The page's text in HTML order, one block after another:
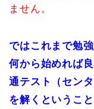
ません。
ではこれまで勉
何から始めれば
通テスト（セン
を解くということ